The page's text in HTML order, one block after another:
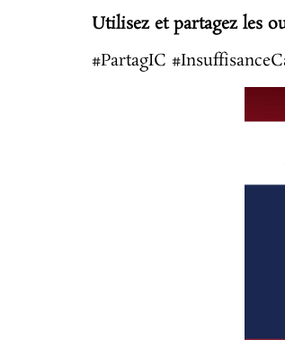
Utilisez et partagez les
#PartagIC